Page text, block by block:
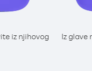
iz njihovog
Iz glave